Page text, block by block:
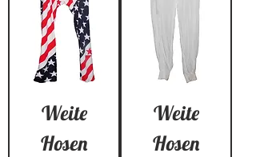
Weite
Hosen
Weite
Hosen